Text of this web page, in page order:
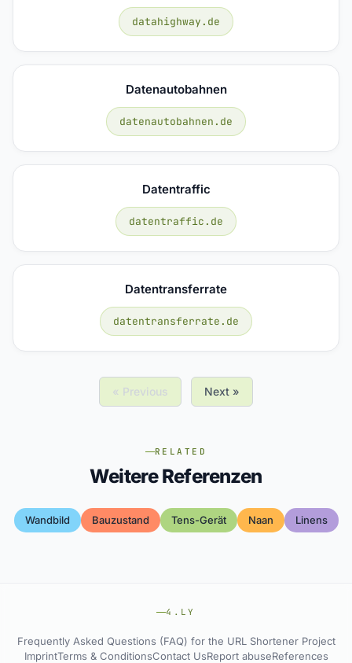
datahighway.de
Datenautobahnen
datenautobahnen.de
Datentraffic
datentraffic.de
Datentransferrate
datentransferrate.de
« Previous Next »
RELATED
Weitere Referenzen
Wandbild Bauzustand Tens-Gerät Naan Linens
4.LY
Frequently Asked Questions (FAQ) for the URL Shortener Project
ImprintTerms & ConditionsContact UsReport abuseReferences